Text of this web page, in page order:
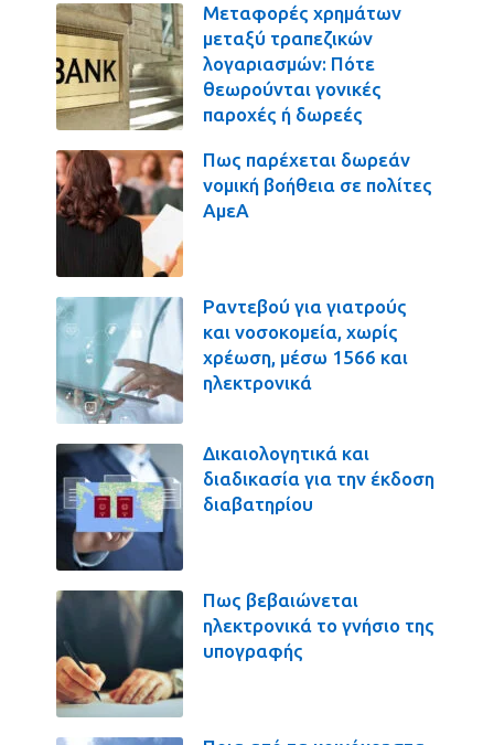
Μεταφορές χρημάτων
μεταξύ τραπεζικών
λογαριασμών: Πότε
θεωρούνται γονικές
παροχές ή δωρεές
Πως παρέχεται δωρεάν
νομική βοήθεια σε πολίτες
ΑμεΑ
Ραντεβού για γιατρούς
και νοσοκομεία, χωρίς
χρέωση, μέσω 1566 και
ηλεκτρονικά
Δικαιολογητικά και
διαδικασία για την έκδοση
διαβατηρίου
Πως βεβαιώνεται
ηλεκτρονικά το γνήσιο της
υπογραφής